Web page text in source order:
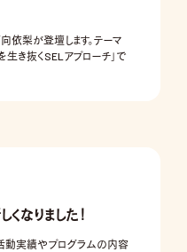
依梨が登壇します。テーマ
き抜くSELアプローチ」で
なりました！
動実績やプログラムの内容